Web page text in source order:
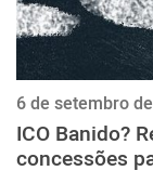
6 de setembro
ICO Banido?
concessões